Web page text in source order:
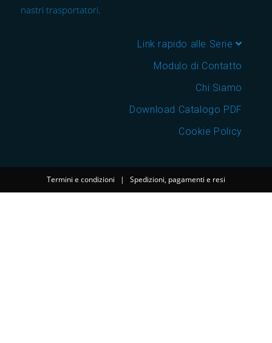
nastri trasportatori.
Link rapido alle Serie
Modulo di Contatto
Chi Siamo
Download Catalogo PDF
Cookie Policy
Termini e condizioni | Spedizioni, pagamenti e resi